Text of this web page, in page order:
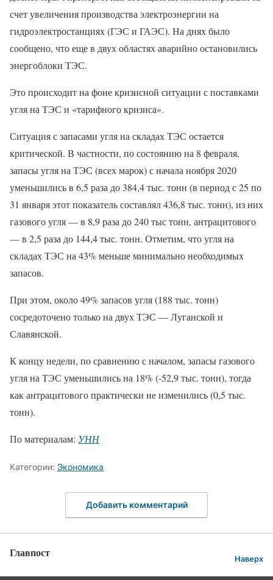
счет увеличения производства электроэнергии на
гидроэлектростанциях (ГЭС и ГАЭС). На днях было
сообщено, что еще в двух областях аварийно остановились
энергоблоки ТЭС.
Это происходит на фоне кризисной ситуации с поставками
угля на ТЭС и «тарифного кризиса».
Ситуация с запасами угля на складах ТЭС остается
критической. В частности, по состоянию на 8 февраля,
запасы угля на ТЭС (всех марок) с начала ноября 2020
уменьшились в 6,5 раза до 384,4 тыс. тонн (в период с 25 по
31 января этот показатель составлял 436,8 тыс. тонн), из них
газового угля — в 8,9 раза до 240 тыс тонн, антрацитового
— в 2,5 раза до 144,4 тыс. тонн. Отметим, что угля на
складах ТЭС на 43% меньше минимально необходимых
запасов.
При этом, около 49% запасов угля (188 тыс. тонн)
сосредоточено только на двух ТЭС — Луганской и
Славянской.
К концу недели, по сравнению с началом, запасы газового
угля на ТЭС уменьшились на 18% (-52,9 тыс. тонн), тогда
как антрацитового практически не изменились (0,5 тыс.
тонн).
По материалам: УНН
Категории: Экономика
Добавить комментарий
Главпост Наверх